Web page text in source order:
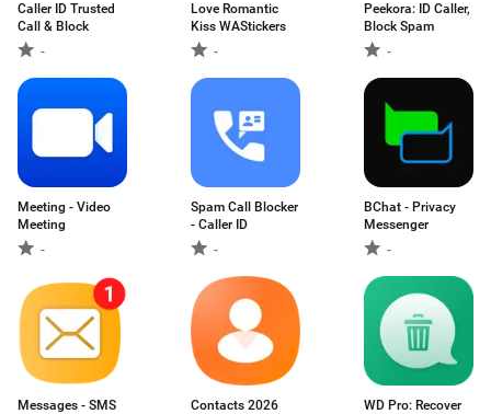
Caller ID Trusted
Call & Block
-
Love Romantic
Kiss WAStickers
-
Peekora: ID Caller,
Block Spam
-
Meeting - Video
Meeting
-
Spam Call Blocker
- Caller ID
-
BChat - Privacy
Messenger
-
Messages - SMS
Contacts 2026
WD Pro: Recover